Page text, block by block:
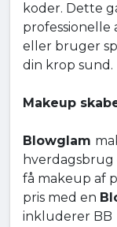
koder. Dette
professionelle
eller bruger
din krop sund.
Makeup
Blowglam
få makeup af
pris med en
inkluderer BB